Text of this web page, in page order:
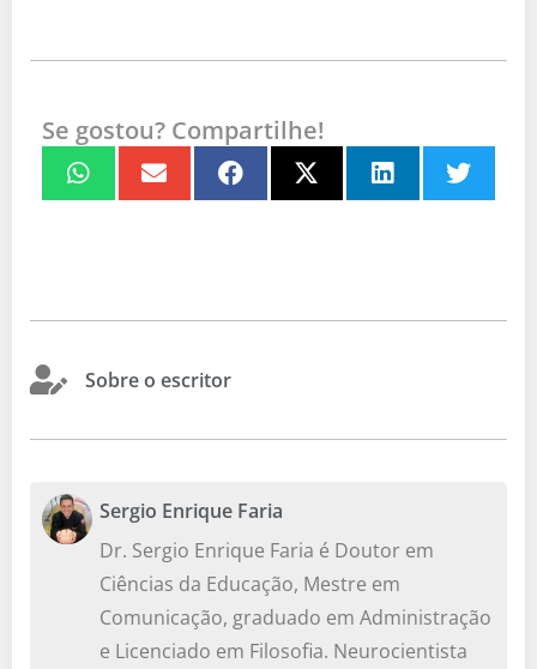
Se gostou? Compartilhe!
Sobre o escritor
Sergio Enrique Faria
Dr. Sergio Enrique Faria é Doutor em
Ciências da Educação, Mestre em
Comunicação, graduado em Administração
e Licenciado em Filosofia. Neurocientista